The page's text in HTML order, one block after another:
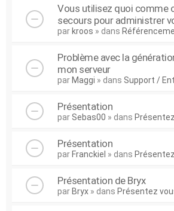
Vous utilisez quoi comme
secours pour administrer
par kroos » dans
Problème avec la
mon serveur
par Maggi » dans Support /
Présentation
par Sebas00 » dans
Présentation
par Franckiel » dans
Présentation de Bryx
par Bryx » dans Présentez